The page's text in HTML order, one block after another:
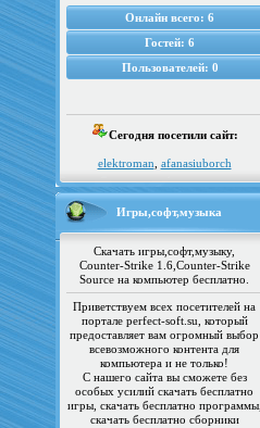
Онлайн всего: 6
Гостей: 6
Пользователей: 0
Сегодня посетили сайт:
elektroman afanasiuborch
Игры,софт,музыка
Скачать игры,софт,музыку,
Counter-Strike 1.6,Counter-Strike
Source на компьютер бесплатно.
Приветствуем всех посетителей на
портале perfect-soft.su, который
предоставляет вам огромный выбор
всевозможного контента для
компьютера и не только!
С нашего сайта вы сможете без
особых усилий скачать бесплатно
игры, скачать бесплатно программы,
скачать бесплатно сборники